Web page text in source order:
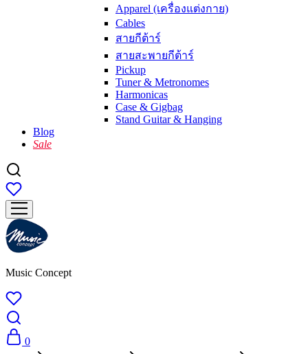
Apparel (เครื่องแต่งกาย)
Cables
สายกีต้าร์
สายสะพายกีต้าร์
Pickup
Tuner & Metronomes
Harmonicas
Case & Gigbag
Stand Guitar & Hanging
Blog
Sale
Music Concept
0